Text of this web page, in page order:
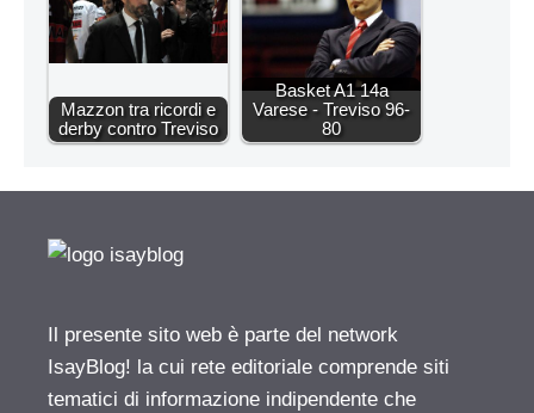
Mazzon tra ricordi e
derby contro Treviso
Basket A1 14a
Varese - Treviso 96-
80
Il presente sito web è parte del network
IsayBlog! la cui rete editoriale comprende siti
tematici di informazione indipendente che